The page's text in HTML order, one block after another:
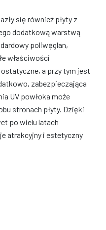
się również płyty z
dodatkową warstwą
poliwęglan,
właściwości
a przy tym jest
zabezpieczająca
UV powłoka może
stronach płyty. Dzięki
po wielu latach
atrakcyjny i estetyczny